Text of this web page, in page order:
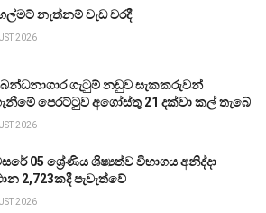
නැත්නම් වැඩ වරදී
2026
ගැටුම් නඩුව සැකකරුවන්
පෙරට්ටුව අගෝස්තු 21 දක්වා කල් තැබේ
2026
05 ශ්‍රේණිය ශිෂ්‍යත්ව විභාගය අනිද්දා
2,723කදී පැවැත්වේ
2026